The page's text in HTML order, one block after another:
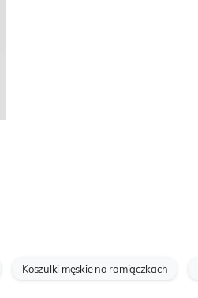
Koszulki męskie na ramiączkach